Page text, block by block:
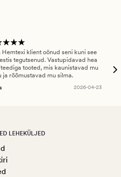
Hemtexi klient oönud seni kuni see
tegutsenud. Vastupidavad hea
tooted, mis kaunistavad mu
ja rõõmustavad mu silma.
2026-04-23
LEHEKÜLJED